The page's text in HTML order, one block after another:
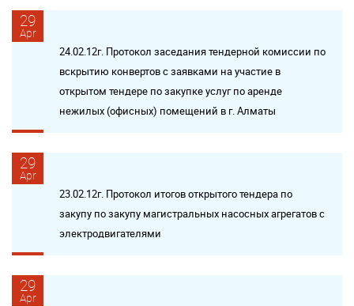
29
Apr
24.02.12г. Протокол заседания тендерной комиссии по
вскрытию конвертов с заявками на участие в
открытом тендере по закупке услуг по аренде
нежилых (офисных) помещений в г. Алматы
29
Apr
23.02.12г. Протокол итогов открытого тендера по
закупу по закупу магистральных насосных агрегатов с
электродвигателями
29
Apr